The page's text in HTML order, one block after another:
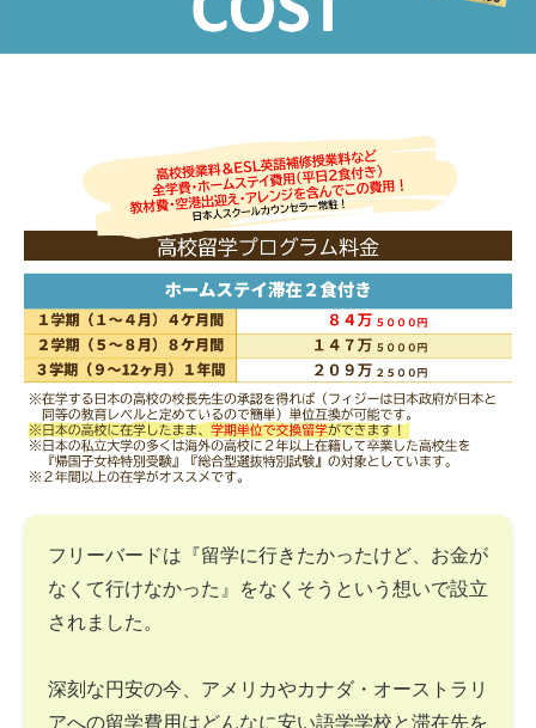
フリーバードは『留学に行きたかったけど、お金が
なくて行けなかった』をなくそうという想いで設立
されました。
深刻な円安の今、アメリカやカナダ・オーストラリ
アへの留学費用はどんなに安い語学学校と滞在先を